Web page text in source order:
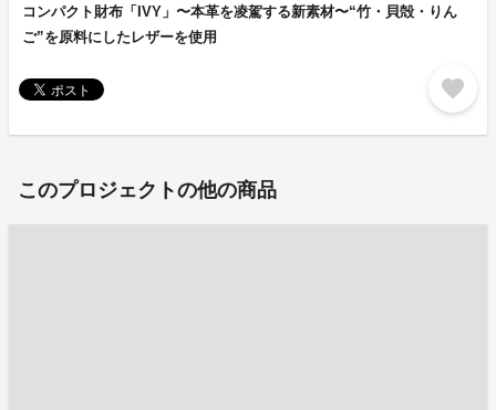
コンパクト財布「IVY」〜本革を凌駕する新素材〜“竹・貝殻・りん
ご”を原料にしたレザーを使用
favorite
このプロジェクトの他の商品